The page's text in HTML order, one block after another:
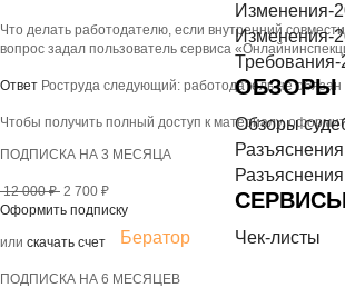
Бератор
Изменения-
Изменения-
Требования-
ОБЗОРЫ
Обзоры
Чек-листы
Что делать работодателю, если внутренний
вопрос задал пользователь сервиса
Ответ Роструда следующий: работодатель не обязан
Чтобы получить полный доступ к материалу,
ПОДПИСКА НА 3 МЕСЯЦА
12 000 ₽ 2 700 ₽
Оформить подписку
или скачать счет
ПОДПИСКА НА 6 МЕСЯЦЕВ